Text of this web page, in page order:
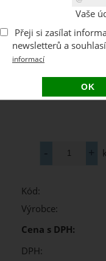
Kód:
Výrobce:
Cena s DPH:
DPH:
Vaše
Přeji si zasílat
newsletterů a
informací